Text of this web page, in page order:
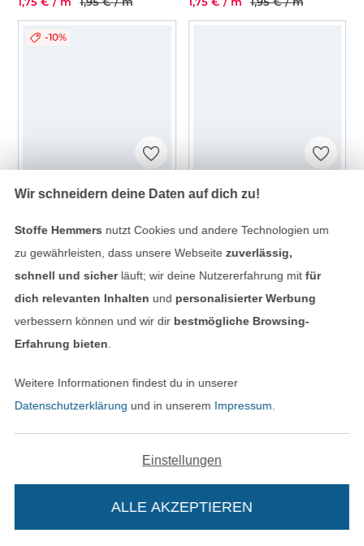
-10%
Taschengurtband vanille 37 mm
Bald lieferbar
Baumwoll-Gurtband uni wollweiss 38 mm
Wir schneidern deine Daten auf dich zu!
Stoffe Hemmers nutzt Cookies und andere Technologien um
zu gewährleisten, dass unsere Webseite zuverlässig,
schnell und sicherläuft; wir deine Nutzererfahrung mitfür
dich relevanten Inhalten und personalisierter Werbung
verbessern können und wir dir bestmögliche Browsing-
Erfahrung bieten
Weitere Informationen findest du in unserer
Datenschutzerklärung und in unserem Impressum
Einstellungen
ALLE AKZEPTIEREN